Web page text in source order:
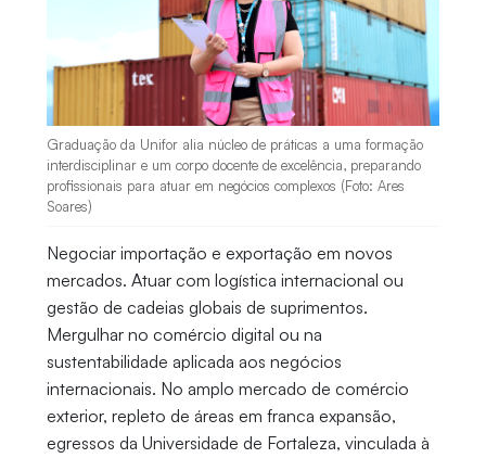
Graduação da Unifor alia núcleo de práticas a uma formação
interdisciplinar e um corpo docente de excelência, preparando
profissionais para atuar em negócios complexos (Foto: Ares
Soares)
Negociar importação e exportação em novos
mercados. Atuar com logística internacional ou
gestão de cadeias globais de suprimentos.
Mergulhar no comércio digital ou na
sustentabilidade aplicada aos negócios
internacionais. No amplo mercado de comércio
exterior, repleto de áreas em franca expansão,
egressos da Universidade de Fortaleza, vinculada à